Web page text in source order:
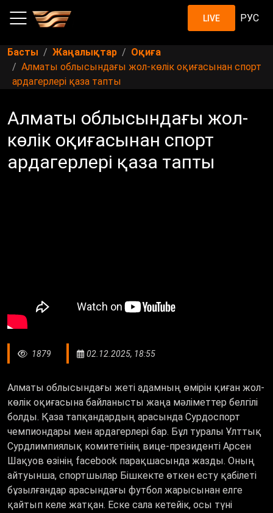
LIVE РУС
Басты Жаңалықтар
Оқиға
Алматы облысындағы жол-көлік оқиғасынан спорт
ардагерлері қаза тапты
Алматы облысындағы жол-
көлік оқиғасынан спорт
ардагерлері қаза тапты
1879 02.12.2025, 18:55
Алматы облысындағы жеті адамның өмірін қиған жол-
көлік оқиғасына байланысты жаңа мәліметтер белгілі
болды. Қаза тапқандардың арасында Сурдоспорт
чемпиондары мен ардагерлері бар. Бұл туралы Ұлттық
Сурдлимпиялық комитетінің вице-президенті Арсен
Шақуов өзінің facebook парақшасында жазды. Оның
айтуынша, спортшылар Бішкекте өткен есту қабілеті
бұзылғандар арасындағы футбол жарысынан елге
қайтып келе жатқан. Еске сала кетейік, осы түні